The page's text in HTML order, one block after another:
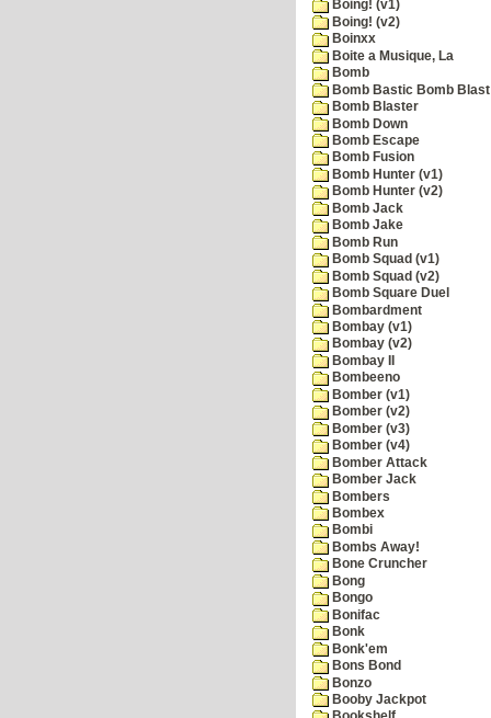
Boing! (v1)
Boing! (v2)
Boinxx
Boite a Musique, La
Bomb
Bomb Bastic Bomb
Bomb Blaster
Bomb Down
Bomb Escape
Bomb Fusion
Bomb Hunter (v1)
Bomb Hunter (v2)
Bomb Jack
Bomb Jake
Bomb Run
Bomb Squad (v1)
Bomb Squad (v2)
Bomb Square Duel
Bombardment
Bombay (v1)
Bombay (v2)
Bombay II
Bombeeno
Bomber (v1)
Bomber (v2)
Bomber (v3)
Bomber (v4)
Bomber Attack
Bomber Jack
Bombers
Bombex
Bombi
Bombs Away!
Bone Cruncher
Bong
Bongo
Bonifac
Bonk
Bonk'em
Bons Bond
Bonzo
Booby Jackpot